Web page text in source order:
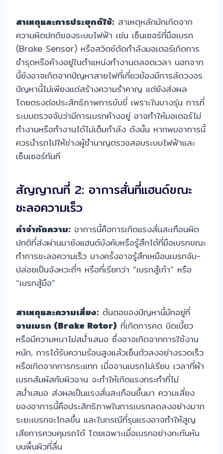
สาเหตุและการประยุกต์ใช้: สาเหตุหลักมักเกิดจาก
ความผิดปกติของระบบไฟฟ้า เช่น เซ็นเซอร์ที่มือเบรก
(Brake Sensor) หรือสวิตช์ตัดกำลังมอเตอร์เกิดการ
ชำรุดหรือค้างอยู่ในตำแหน่งทำงานตลอดเวลา นอกจาก
นี้ยังอาจเกิดจากปัญหาสายไฟที่เกี่ยวข้องมีการลัดวงจร
ปัญหานี้ไม่เพียงแต่สร้างความรำคาญ แต่ยังส่งผล
โดยตรงต่อประสิทธิภาพการขับขี่ เพราะในบางรุ่น การที่
ระบบตรวจจับว่ามีการเบรกค้างอยู่ อาจทำให้มอเตอร์ไม่
ทำงานหรือทำงานได้ไม่เต็มกำลัง ดังนั้น หากพบอาการนี้
ควรนำรถไปให้ช่างผู้ชำนาญตรวจสอบระบบไฟฟ้าและ
เซ็นเซอร์ทันที
สัญญาณที่ 2: อาการสั่นที่แฮนด์ขณะ
ชะลอความเร็ว
คำจำกัดความ: อาการนี้คือการเกิดแรงสั่นสะเทือนผิด
ปกติที่ส่งผ่านมายังแฮนด์บังคับหรือรู้สึกได้ที่มือเบรกขณะ
ทำการชะลอความเร็ว บางครั้งอาจรู้สึกเหมือนเบรกจับ-
ปล่อยเป็นจังหวะถี่ๆ หรือที่เรียกว่า “เบรกสู้เท้า” หรือ
“เบรกสู้มือ”
สาเหตุและความเสี่ยง: ต้นตอของปัญหานี้มักอยู่ที่
จานเบรก (Brake Rotor) ที่เกิดการคด บิดเบี้ยว
หรือมีความหนาไม่สม่ำเสมอ ซึ่งอาจเกิดจากการใช้งาน
หนัก, การได้รับความร้อนสูงแล้วเย็นตัวลงอย่างรวดเร็ว
หรือเกิดจากการกระแทก เมื่อจานเบรกไม่เรียบ เวลาที่ผ้า
เบรกสัมผัสกับผิวจาน จะทำให้เกิดแรงกระทำที่ไม่
สม่ำเสมอ ส่งผลเป็นแรงสั่นสะเทือนขึ้นมา ความเสี่ยง
ของอาการนี้คือประสิทธิภาพในการเบรกลดลงอย่างมาก
ระยะเบรกจะไกลขึ้น และในกรณีที่รุนแรงอาจทำให้สูญ
เสียการควบคุมรถได้ โดยเฉพาะเมื่อเบรกอย่างกะทันหัน
บนพื้นผิวที่ลื่น